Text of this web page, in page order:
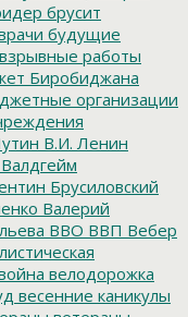
брусит
будущие
работы
Биробиджана
организации
В.И. Ленин
Валдгейм
Брусиловский
Валерий
ВВО ВВП Вебер
велодорожка
весенние каникулы